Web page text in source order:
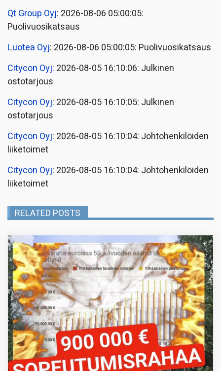
Qt Group Oyj: 2026-08-06 05:00:05:
Puolivuosikatsaus
Luotea Oyj: 2026-08-06 05:00:05: Puolivuosikatsaus
Citycon Oyj: 2026-08-05 16:10:06: Julkinen
ostotarjous
Citycon Oyj: 2026-08-05 16:10:05: Julkinen
ostotarjous
Citycon Oyj: 2026-08-05 16:10:04: Johtohenkilöiden
liiketoimet
Citycon Oyj: 2026-08-05 16:10:04: Johtohenkilöiden
liiketoimet
RELATED POSTS